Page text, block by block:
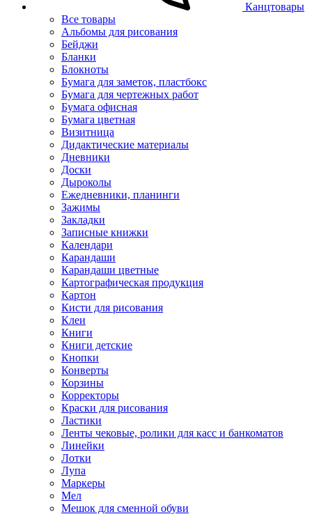
Канцтовары
Все товары
Альбомы для рисования
Бейджи
Бланки
Блокноты
Бумага для заметок, пластбокс
Бумага для чертежных работ
Бумага офисная
Бумага цветная
Визитница
Дидактические материалы
Дневники
Доски
Дыроколы
Ежедневники, планинги
Зажимы
Закладки
Записные книжки
Календари
Карандаши
Карандаши цветные
Картографическая продукция
Картон
Кисти для рисования
Клеи
Книги
Книги детские
Кнопки
Конверты
Корзины
Корректоры
Краски для рисования
Ластики
Ленты чековые, ролики для касс и банкоматов
Линейки
Лотки
Лупа
Маркеры
Мел
Мешок для сменной обуви